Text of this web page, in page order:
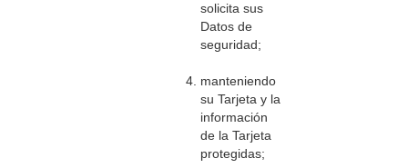
solicita sus
Datos de
seguridad;
manteniendo
su Tarjeta y la
información
de la Tarjeta
protegidas;